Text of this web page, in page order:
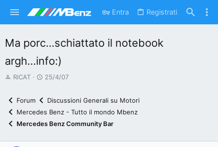
Entra Registrati
Ma porc...schiattato il notebook
argh...info:)
A
d
RiCAT
D
i
25/4/07
Forum
Discussioni Generali su Motori
Mercedes Benz - Tutto il mondo Mbenz
Mercedes Benz Community Bar